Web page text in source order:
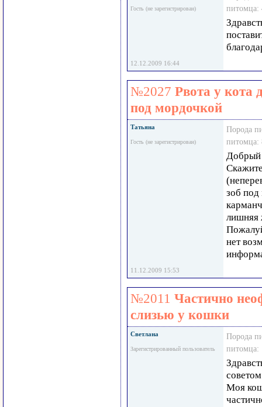
Гость (не зарегистрирован)
питомца:
12.12.2009 16:44
№2027 Рвота у кота
под мордочкой
Татьяна
Гость (не зарегистрирован)
Порода
питомца:
Добрый
зоб под
лишняя
нет
11.12.2009 15:53
№2011 Частично
слизью у кошки
Светлана
Зарегистрированный пользователь
Порода
питомца:
Моя